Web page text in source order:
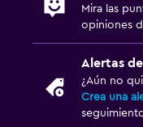
Mira las
opiniones
Alertas
¿Aún no
Crea una